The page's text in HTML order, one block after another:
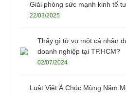
Giải phóng sức mạnh kinh tế
22/03/2025
Thấy gì từ vụ một cá nhân
doanh nghiệp tại TP.HCM?
02/07/2024
Luật Việt Á Chúc Mừng Năm